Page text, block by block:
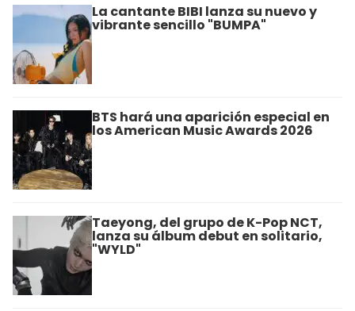
La cantante BIBI lanza su nuevo y
vibrante sencillo "BUMPA"
BTS hará una aparición especial en
los American Music Awards 2026
Taeyong, del grupo de K-Pop NCT,
lanza su álbum debut en solitario,
"WYLD"